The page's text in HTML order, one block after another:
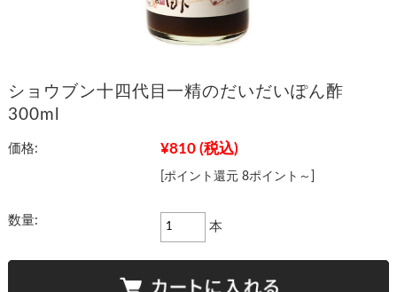
ショウブン十四代目一精のだいだいぽん酢
300ml
価格: ¥810 (税込)
[ポイント還元 8ポイント～]
数量: 本